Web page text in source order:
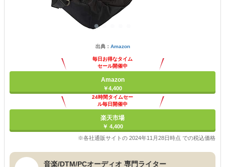
出典： Amazon
毎日お得なタイム
セール開催中
Amazon
￥4,400
24時間タイムセー
ル毎日開催中
楽天市場
￥ 4,400
※各社通販サイトの 2024年11月28日時点 での税込価格
音楽/DTM/PCオーディオ 専門ライター